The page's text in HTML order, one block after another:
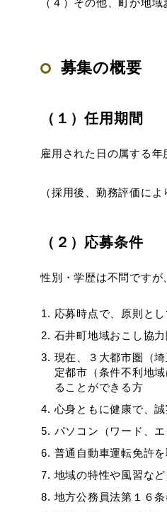
（４）その他、町が地
募集の概要
（１）任用期間
雇用された日の属する年
（採用後、勤務評価に
（２）応募条件
性別・学歴は不問です
応募時点で、原則と
石井町地域おこし協
現在、３大都市圏（
定都市（条件不利地
ることができる方
心身ともに健康で、
パソコン（ワード、
普通自動車運転免許
地域の特性や風習な
地方公務員法第１６